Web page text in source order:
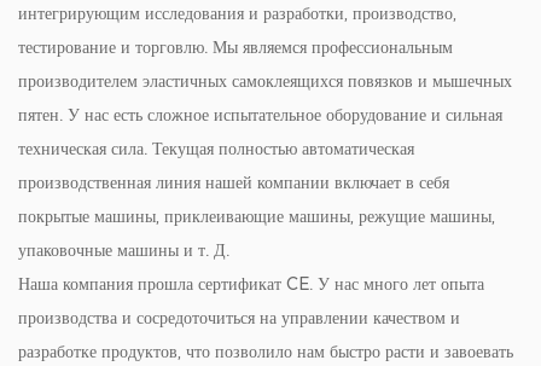
интегрирующим исследования и разработки, производство,
тестирование и торговлю. Мы являемся профессиональным
производителем эластичных самоклеящихся повязков и мышечных
пятен. У нас есть сложное испытательное оборудование и сильная
техническая сила. Текущая полностью автоматическая
производственная линия нашей компании включает в себя
покрытые машины, приклеивающие машины, режущие машины,
упаковочные машины и т. Д.
Наша компания прошла сертификат CE. У нас много лет опыта
производства и сосредоточиться на управлении качеством и
разработке продуктов, что позволило нам быстро расти и завоевать